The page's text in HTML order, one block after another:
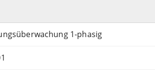
1-phasig